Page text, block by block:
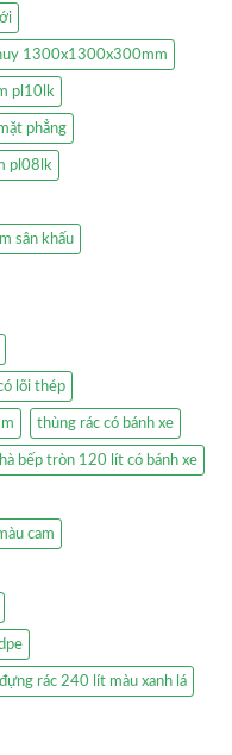
1300x1300x300mm
pl10lk
phẳng
pl08lk
sân khấu
lõi thép
thùng rác có bánh xe
bếp tròn 120 lít có bánh xe
cam
rác 240 lít màu xanh lá